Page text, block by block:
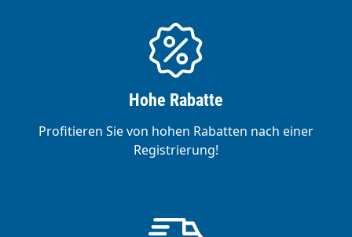
Hohe Rabatte
Profitieren Sie von hohen Rabatten nach einer
Registrierung!